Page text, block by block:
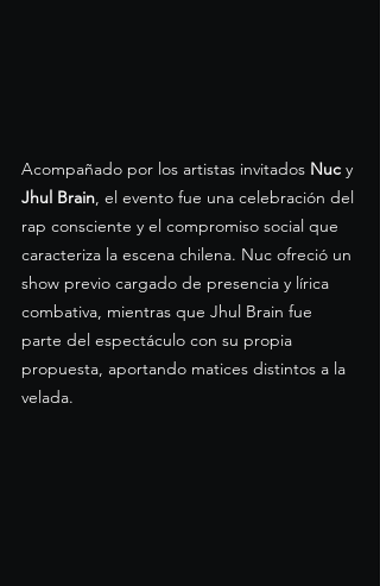
Acompañado por los artistas invitados Nuc y
Jhul Brain, el evento fue una celebración del
rap consciente y el compromiso social que
caracteriza la escena chilena. Nuc ofreció un
show previo cargado de presencia y lírica
combativa, mientras que Jhul Brain fue
parte del espectáculo con su propia
propuesta, aportando matices distintos a la
velada.